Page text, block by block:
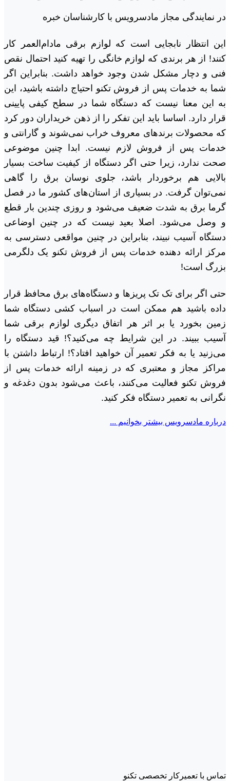
در نمایندگی مجاز مادسرویس با کارشناسان خبره
این انتظار نابجایی است که لوازم برقی مادام‌العمر کار
کنند! از هر برندی که لوازم خانگی را تهیه کنید احتمال نقص
فنی و دچار مشکل شدن وجود خواهد داشت. بنابراین اگر
شما به خدمات پس از فروش تکنو احتیاج داشته باشید، این
به این معنا نیست که دستگاه شما در سطح کیفی پایینی
قرار دارد. اساسا باید این تفکر را از ذهن خریداران دور کرد
که محصولات برندهای معروف خراب نمی‌شوند و گارانتی و
خدمات پس از فروش لازم نیست. ابدا چنین موضوعی
صحت ندارد، زیرا حتی اگر دستگاه از کیفیت ساخت بسیار
بالایی هم برخوردار باشد، جلوی نوسان برق را گاهی
نمی‌توان گرفت. در بسیاری از استان‌های کشور ما در فصل
گرما برق به شدت ضعیف می‌شود و روزی چندین بار قطع
و وصل می‌شود. اصلا بعید نیست که در چنین اوضاعی
دستگاه آسیب نبیند، بنابراین در چنین مواقعی دسترسی به
مرکز ارائه دهنده خدمات پس از فروش تکنو یک دلگرمی
بزرگ است!
حتی اگر برای تک تک پریزها و دستگاه‌های برق محافظ قرار
داده باشید هم ممکن است در اسباب کشی دستگاه شما
زمین بخورد یا بر اثر هر اتفاق دیگری لوازم برقی شما
آسیب ببیند. در این شرایط چه می‌کنید؟! قید دستگاه را
می‌زنید یا به فکر تعمیر آن خواهید افتاد؟! ارتباط داشتن با
مراکز مجاز و معتبری که در زمینه ارائه خدمات پس از
فروش تکنو فعالیت می‌کنند، باعث می‌شود بدون دغدغه و
نگرانی به تعمیر دستگاه فکر کنید.
درباره مادسرویس بیشتر بخوانیم ...
تماس با تعمیرکار تخصصی تکنو